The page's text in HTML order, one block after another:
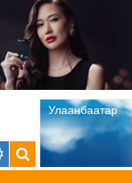
Улаанбаатар